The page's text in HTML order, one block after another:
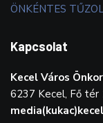
ÖNKÉNTES
Kapcsolat
Kecel Város
6237 Kecel, Fő tér